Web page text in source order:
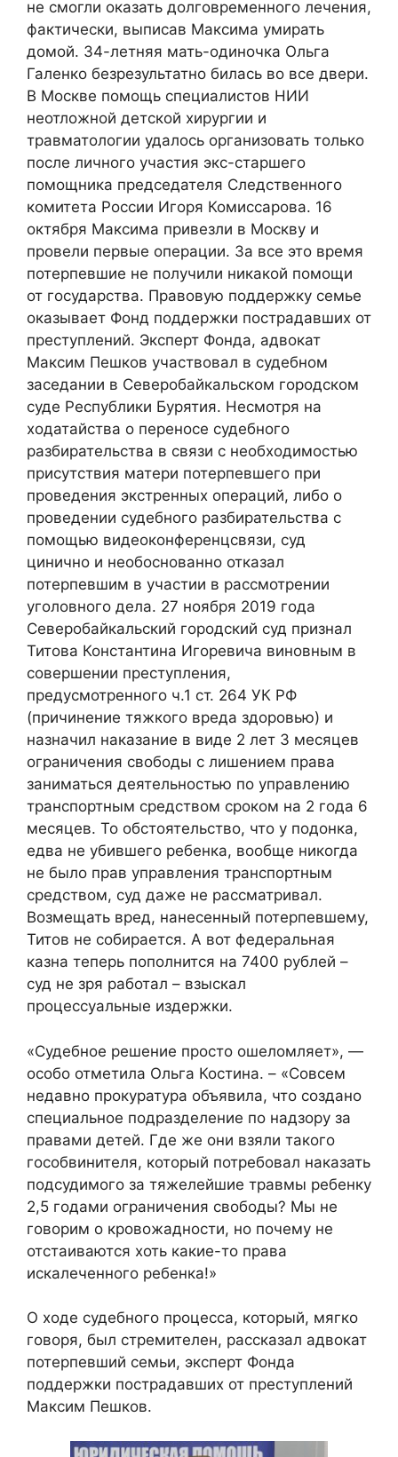
не смогли оказать долговременного лечения,
фактически, выписав Максима умирать
домой. 34-летняя мать-одиночка Ольга
Галенко безрезультатно билась во все двери.
В Москве помощь специалистов НИИ
неотложной детской хирургии и
травматологии удалось организовать только
после личного участия экс-старшего
помощника председателя Следственного
комитета России Игоря Комиссарова. 16
октября Максима привезли в Москву и
провели первые операции. За все это время
потерпевшие не получили никакой помощи
от государства. Правовую поддержку семье
оказывает Фонд поддержки пострадавших от
преступлений. Эксперт Фонда, адвокат
Максим Пешков участвовал в судебном
заседании в Северобайкальском городском
суде Республики Бурятия. Несмотря на
ходатайства о переносе судебного
разбирательства в связи с необходимостью
присутствия матери потерпевшего при
проведения экстренных операций, либо о
проведении судебного разбирательства с
помощью видеоконференцсвязи, суд
цинично и необоснованно отказал
потерпевшим в участии в рассмотрении
уголовного дела. 27 ноября 2019 года
Северобайкальский городский суд признал
Титова Константина Игоревича виновным в
совершении преступления,
предусмотренного ч.1 ст. 264 УК РФ
(причинение тяжкого вреда здоровью) и
назначил наказание в виде 2 лет 3 месяцев
ограничения свободы с лишением права
заниматься деятельностью по управлению
транспортным средством сроком на 2 года 6
месяцев. То обстоятельство, что у подонка,
едва не убившего ребенка, вообще никогда
не было прав управления транспортным
средством, суд даже не рассматривал.
Возмещать вред, нанесенный потерпевшему,
Титов не собирается. А вот федеральная
казна теперь пополнится на 7400 рублей –
суд не зря работал – взыскал
процессуальные издержки.
«Судебное решение просто ошеломляет», —
особо отметила Ольга Костина. – «Совсем
недавно прокуратура объявила, что создано
специальное подразделение по надзору за
правами детей. Где же они взяли такого
гособвинителя, который потребовал наказать
подсудимого за тяжелейшие травмы ребенку
2,5 годами ограничения свободы? Мы не
говорим о кровожадности, но почему не
отстаиваются хоть какие-то права
искалеченного ребенка!»
О ходе судебного процесса, который, мягко
говоря, был стремителен, рассказал адвокат
потерпевший семьи, эксперт Фонда
поддержки пострадавших от преступлений
Максим Пешков.